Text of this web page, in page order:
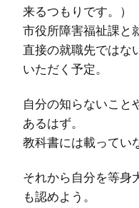
来るつもりです。）
市役所障害福祉課と
直接の就職先ではな
いただく予定。
自分の知らないこと
あるはず。
教科書には載ってい
それから自分を等身
も認めよう。